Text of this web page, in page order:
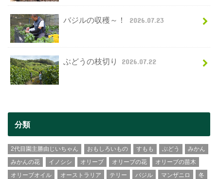
バジルの収穫～！ 2026.07.23
ぶどうの枝切り 2026.07.22
分類
2代目園主勝由じいちゃん おもしろいもの すもも ぶどう
みかん
みかんの花
イノシシ オリーブ オリーブの花
オリーブの苗木
オリーブオイル
オーストラリア テリー バジル マンザニロ
冬